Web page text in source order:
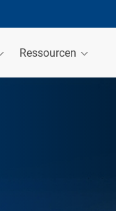
Ressourcen